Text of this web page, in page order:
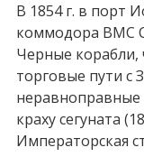
В 1854 г. в порт
коммодора ВМС
Черные
торговые пути с
краху сегуната
Императорская